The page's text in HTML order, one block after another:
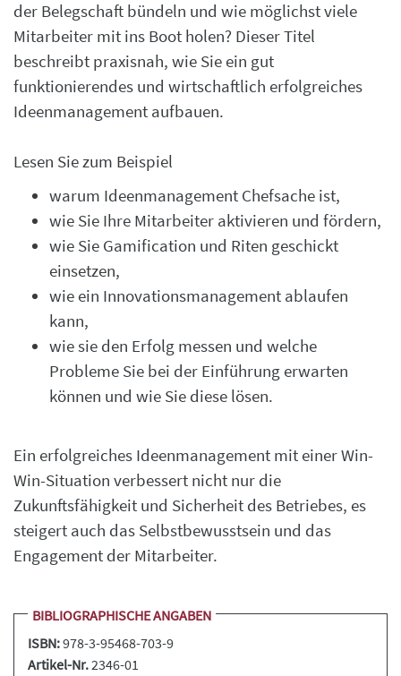
der Belegschaft bündeln und wie möglichst viele
Mitarbeiter mit ins Boot holen? Dieser Titel
beschreibt praxisnah, wie Sie ein gut
funktionierendes und wirtschaftlich erfolgreiches
Ideenmanagement aufbauen.
Lesen Sie zum Beispiel
warum Ideenmanagement Chefsache ist,
wie Sie Ihre Mitarbeiter aktivieren und fördern,
wie Sie Gamification und Riten geschickt
einsetzen,
wie ein Innovationsmanagement ablaufen
kann,
wie sie den Erfolg messen und welche
Probleme Sie bei der Einführung erwarten
können und wie Sie diese lösen.
Ein erfolgreiches Ideenmanagement mit einer Win-
Win-Situation verbessert nicht nur die
Zukunftsfähigkeit und Sicherheit des Betriebes, es
steigert auch das Selbstbewusstsein und das
Engagement der Mitarbeiter.
BIBLIOGRAPHISCHE ANGABEN
ISBN:978-3-95468-703-9
Artikel-Nr.2346-01